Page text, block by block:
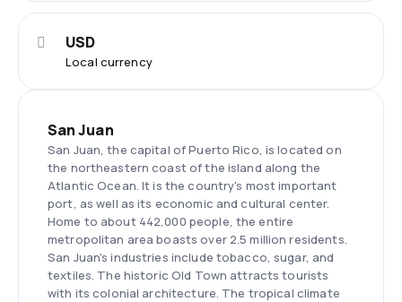
Local currency
USD
San Juan
San Juan, the capital of Puerto Rico, is located on
the northeastern coast of the island along the
Atlantic Ocean. It is the country's most important
port, as well as its economic and cultural center.
Home to about 442,000 people, the entire
metropolitan area boasts over 2.5 million residents.
San Juan's industries include tobacco, sugar, and
textiles. The historic Old Town attracts tourists
with its colonial architecture. The tropical climate